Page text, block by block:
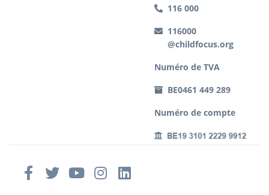
116 000
116000
@childfocus.org
Numéro de TVA
BE0461 449 289
Numéro de compte